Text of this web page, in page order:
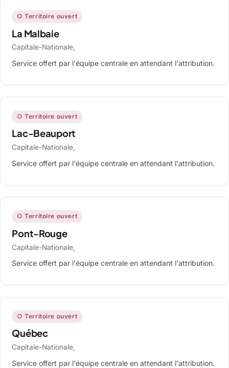
○ Territoire ouvert
La Malbaie
Capitale-Nationale,
Service offert par l'équipe centrale en attendant l'attribution.
○ Territoire ouvert
Lac-Beauport
Capitale-Nationale,
Service offert par l'équipe centrale en attendant l'attribution.
○ Territoire ouvert
Pont-Rouge
Capitale-Nationale,
Service offert par l'équipe centrale en attendant l'attribution.
○ Territoire ouvert
Québec
Capitale-Nationale,
Service offert par l'équipe centrale en attendant l'attribution.